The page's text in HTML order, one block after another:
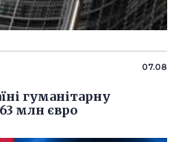
07.08
гуманітарну
млн євро